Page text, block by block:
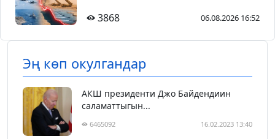
3868 06.08.2026 16:52
Эң көп окулгандар
АКШ президенти Джо Байдендиин
саламаттыгын...
6465092 16.02.2023 13:40